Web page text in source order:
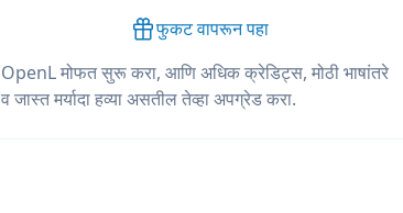
फुकट वापरून पहा
OpenL मोफत सुरू करा, आणि अधिक क्रेडिट्स, मोठी भाषांतरे
व जास्त मर्यादा हव्या असतील तेव्हा अपग्रेड करा.